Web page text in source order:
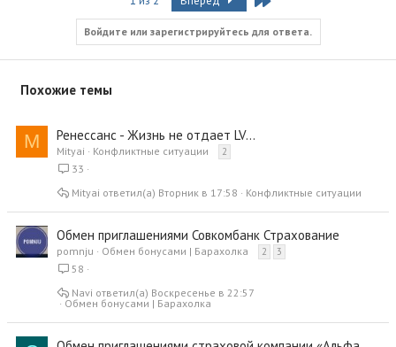
Войдите или зарегистрируйтесь для ответа.
Похожие темы
M Ренессанс - Жизнь не отдает LV...
Mityai Конфликтные ситуации 2
33
Конфликтные ситуации
Вторник в 17:58
Mityai
Обмен приглашениями Совкомбанк Страхование
pomnju Обмен бонусами | Барахолка 2 3
58
Обмен бонусами | Барахолка
Воскресенье в 22:57
Navi